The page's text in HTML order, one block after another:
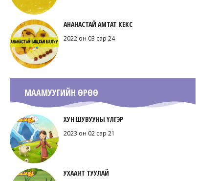
АНАНАСТАЙ АМТАТ КЕКС
2022 он 03 сар 24
МААМУУГИЙН ӨРӨӨ
ХУН ШУВУУНЫ ҮЛГЭР
2023 он 02 сар 21
УХААНТ ТУУЛАЙ